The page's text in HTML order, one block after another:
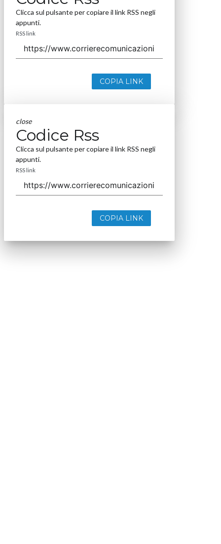
Clicca sul pulsante per copiare il link RSS negli
appunti.
RSS link
COPIA LINK
close
Codice Rss
Clicca sul pulsante per copiare il link RSS negli
appunti.
RSS link
COPIA LINK